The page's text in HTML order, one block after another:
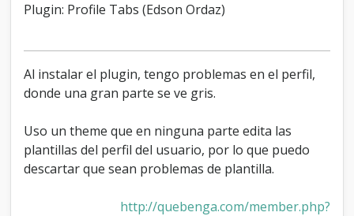
Plugin: Profile Tabs (Edson Ordaz)
Al instalar el plugin, tengo problemas en el perfil,
donde una gran parte se ve gris.
Uso un theme que en ninguna parte edita las
plantillas del perfil del usuario, por lo que puedo
descartar que sean problemas de plantilla.
http://quebenga.com/member.php?